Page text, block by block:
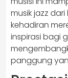
musik jazz
kehadiran
inspirasi bagi
panggung